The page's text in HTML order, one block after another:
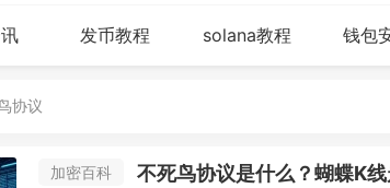
发币教程 solana教程 钱包
协议
加密百科 不死鸟协议是什么？蝴蝶K